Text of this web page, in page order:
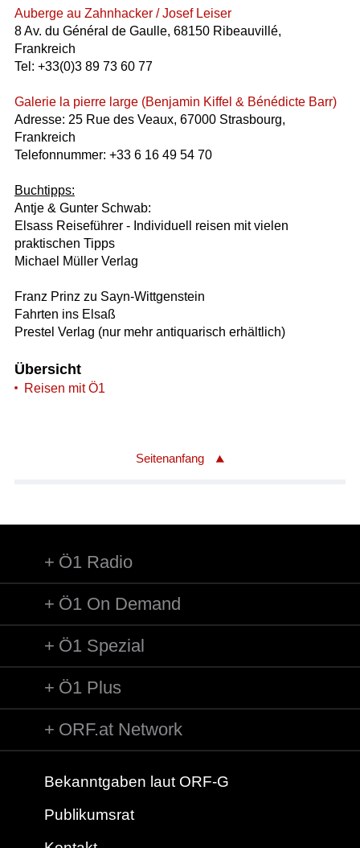
Auberge au Zahnhacker / Josef Leiser
8 Av. du Général de Gaulle, 68150 Ribeauvillé,
Frankreich
Tel: +33(0)3 89 73 60 77
Galerie la pierre large (Benjamin Kiffel & Bénédicte Barr)
Adresse: 25 Rue des Veaux, 67000 Strasbourg,
Frankreich
Telefonnummer: +33 6 16 49 54 70
Buchtipps:
Antje & Gunter Schwab:
Elsass Reiseführer - Individuell reisen mit vielen
praktischen Tipps
Michael Müller Verlag
Franz Prinz zu Sayn-Wittgenstein
Fahrten ins Elsaß
Prestel Verlag (nur mehr antiquarisch erhältlich)
Übersicht
Reisen mit Ö1
Seitenanfang
Ö1 Radio
Ö1 On Demand
Ö1 Spezial
Ö1 Plus
ORF.at Network
Bekanntgaben laut ORF-G
Publikumsrat